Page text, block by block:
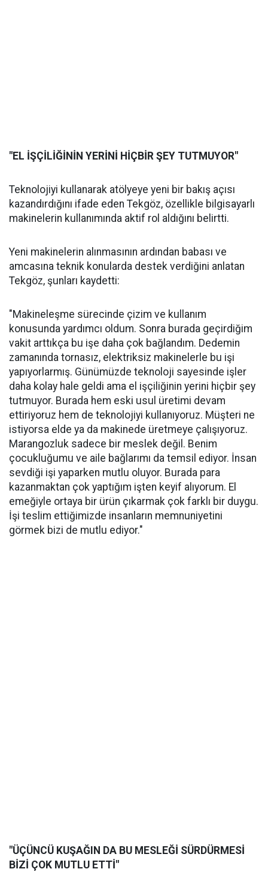
"EL İŞÇİLİĞİNİN YERİNİ HİÇBİR ŞEY TUTMUYOR"
Teknolojiyi kullanarak atölyeye yeni bir bakış açısı
kazandırdığını ifade eden Tekgöz, özellikle bilgisayarlı
makinelerin kullanımında aktif rol aldığını belirtti.
Yeni makinelerin alınmasının ardından babası ve
amcasına teknik konularda destek verdiğini anlatan
Tekgöz, şunları kaydetti:
"Makineleşme sürecinde çizim ve kullanım
konusunda yardımcı oldum. Sonra burada geçirdiğim
vakit arttıkça bu işe daha çok bağlandım. Dedemin
zamanında tornasız, elektriksiz makinelerle bu işi
yapıyorlarmış. Günümüzde teknoloji sayesinde işler
daha kolay hale geldi ama el işçiliğinin yerini hiçbir şey
tutmuyor. Burada hem eski usul üretimi devam
ettiriyoruz hem de teknolojiyi kullanıyoruz. Müşteri ne
istiyorsa elde ya da makinede üretmeye çalışıyoruz.
Marangozluk sadece bir meslek değil. Benim
çocukluğumu ve aile bağlarımı da temsil ediyor. İnsan
sevdiği işi yaparken mutlu oluyor. Burada para
kazanmaktan çok yaptığım işten keyif alıyorum. El
emeğiyle ortaya bir ürün çıkarmak çok farklı bir duygu.
İşi teslim ettiğimizde insanların memnuniyetini
görmek bizi de mutlu ediyor."
"ÜÇÜNCÜ KUŞAĞIN DA BU MESLEĞİ SÜRDÜRMESİ
BİZİ ÇOK MUTLU ETTİ"